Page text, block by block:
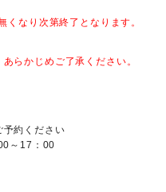
なり次第終了となります。
らかじめご了承ください。
予約ください
～17：00